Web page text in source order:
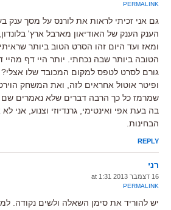
PERMALINK
ומאז ועד היום זהו הסרט הטוב ביותר
הטובה ביותר שבה נכחתי. יותר היי דף
גורם לסרט לטפס למקום המכובד שלו אצלי?
ופיטר אוטול אחראים לזה, ואת המשחק
שמרמז כל כך הרבה דברים שלא נאמרים
בה בעת אפי ואינטימי, גרנדיוזי וצנוע,
הבחינות.
REPLY
רני
16 דצמבר 2013 at 1:31
PERMALINK
יש להוריד את סימן השאלה ולשים נקודה.